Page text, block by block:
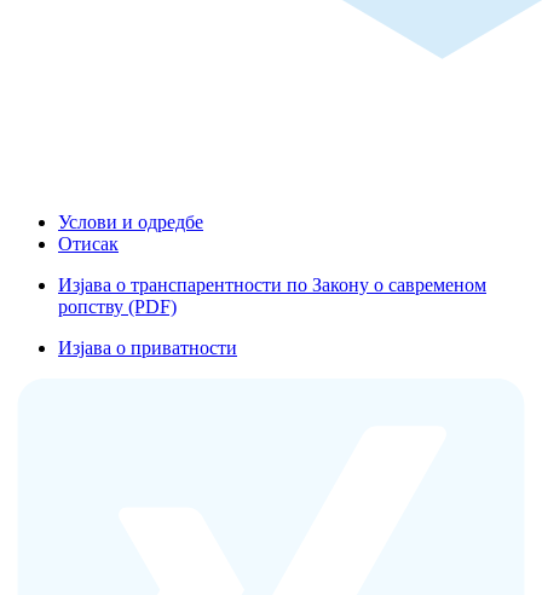
Услови и одредбе
Отисак
Изјава о транспарентности по Закону о савременом
ропству (PDF)
Изјава о приватности